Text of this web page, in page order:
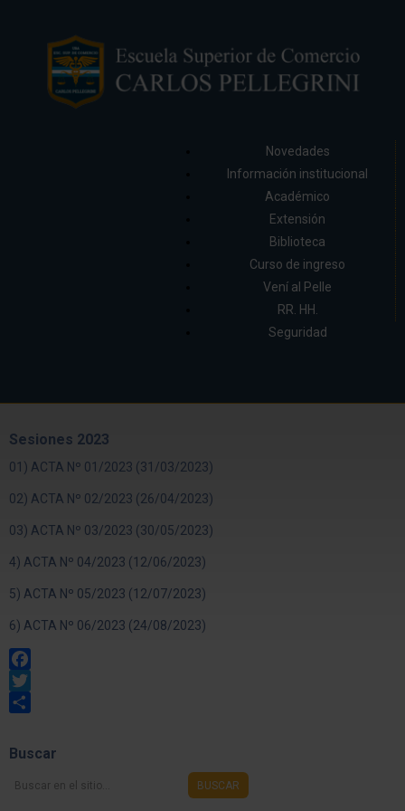
Novedades
Información institucional
Académico
Extensión
Biblioteca
Curso de ingreso
Vení al Pelle
RR. HH.
Seguridad
Sesiones 2023
01) ACTA Nº 01/2023 (31/03/2023)
02) ACTA Nº 02/2023 (26/04/2023)
03) ACTA Nº 03/2023 (30/05/2023)
4) ACTA Nº 04/2023 (12/06/2023)
5) ACTA Nº 05/2023 (12/07/2023)
6) ACTA Nº 06/2023 (24/08/2023)
Facebook
Twitter
Buscar
Buscar
BUSCAR